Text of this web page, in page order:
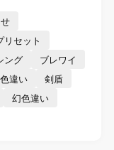
リセット
ング
ブレワイ
違い
剣盾
幻色違い